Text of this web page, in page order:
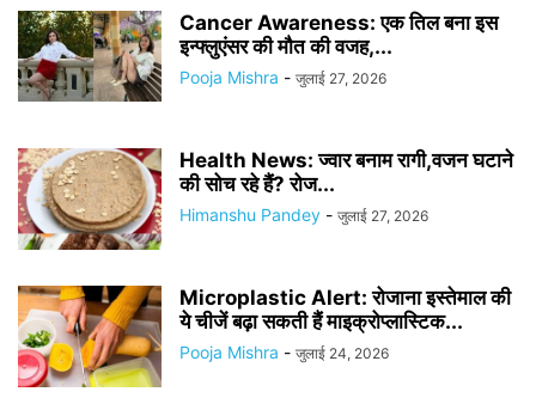
Cancer Awareness: एक तिल बना इस
इन्फ्लुएंसर की मौत की वजह,...
Pooja Mishra - जुलाई 27, 2026
Health News: ज्वार बनाम रागी,वजन घटाने
की सोच रहे हैं? रोज...
Himanshu Pandey - जुलाई 27, 2026
Microplastic Alert: रोजाना इस्तेमाल की
ये चीजें बढ़ा सकती हैं माइक्रोप्लास्टिक...
Pooja Mishra - जुलाई 24, 2026